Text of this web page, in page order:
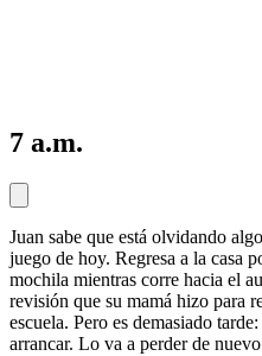
7 a.m.
Juan sabe que está olvidando
juego de hoy. Regresa a la casa
mochila mientras corre hacia el
revisión que su mamá hizo para
escuela. Pero es demasiado
arrancar. Lo va a perder de